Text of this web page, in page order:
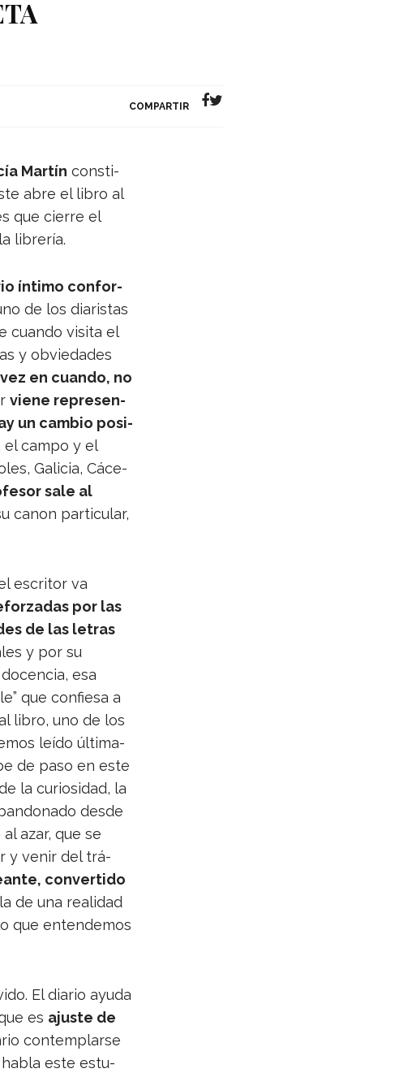
COMPARTIR
Mar­tín cons­ti­
abre el libro al
que cie­rre el
librería.
íntimo con­for­
de los dia­ris­tas
cuando visita el
y obvie­da­des
en cuando, no
viene repre­sen­
un cam­bio posi­
el campo y el
Gali­cia, Cáce­
sale al
canon par­ti­cu­lar,
escri­tor va
por las
de las letras
y por su
esa
que con­fiesa a
libro, uno de los
leído últi­ma­
de paso en este
la curio­si­dad, la
desde
azar, que se
y venir del trá­
con­ver­tido
de una reali­dad
que enten­de­mos
El dia­rio ayuda
es ajuste de
con­tem­plarse
habla este estu­